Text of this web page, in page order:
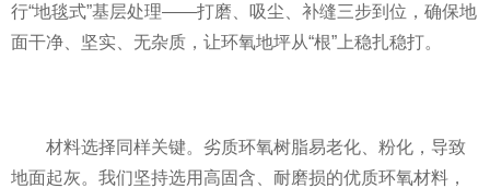
行“地毯式”基层处理——打磨、吸尘、补缝三步到位，确保地
面干净、坚实、无杂质，让环氧地坪从“根”上稳扎稳打。
材料选择同样关键。劣质环氧树脂易老化、粉化，导致
地面起灰。我们坚持选用高固含、耐磨损的优质环氧材料，